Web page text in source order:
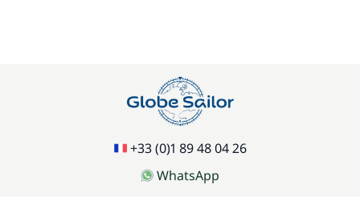
+33 (0)1 89 48 04 26
WhatsApp